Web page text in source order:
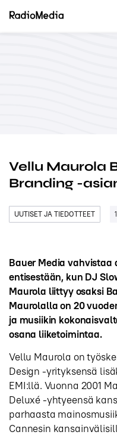
Vellu Maurola
Branding -
UUTISET JA TIEDOTTEET
Bauer Media vahvistaa
entisestään, kun DJ
Maurola liittyy osaksi
Maurolalla on 20
ja musiikin
osana liiketoimintaa.
Vellu Maurola on
Design -yrityksensä
EMI:llä. Vuonna 2001
Deluxé -yhtyeensä
parhaasta
Cannesin